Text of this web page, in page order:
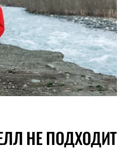
НЕ ПОДХОДИТ